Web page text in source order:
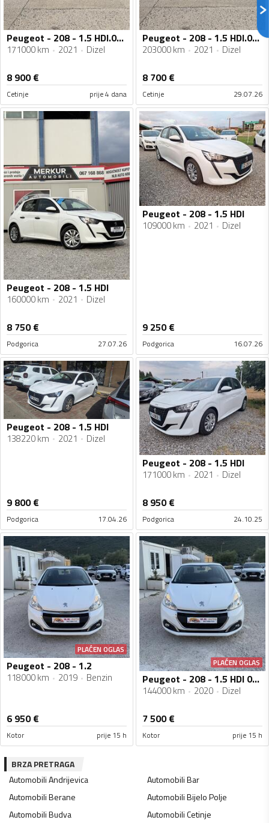
Peugeot - 208 - 1.5 HDI.04.2021
171000 km 2021 Dizel
8 900€
Cetinje prije 4 dana
Peugeot - 208 - 1.5 HDI.04.2021
203000 km 2021 Dizel
8 700€
Cetinje 29.07.26
Peugeot - 208 - 1.5 HDI
160000 km 2021 Dizel
8 750€
Podgorica 27.07.26
Peugeot - 208 - 1.5 HDI
109000 km 2021 Dizel
9 250€
Podgorica 16.07.26
Peugeot - 208 - 1.5 HDI
138220 km 2021 Dizel
9 800€
Podgorica 17.04.26
Peugeot - 208 - 1.5 HDI
171000 km 2021 Dizel
8 950€
Podgorica 24.10.25
PLAĆEN OGLAS
Peugeot - 208 - 1.2
118000 km 2019 Benzin
6 950€
Kotor prije 15 h
PLAĆEN OGLAS
Peugeot - 208 - 1.5 HDI 07/2020g
144000 km 2020 Dizel
7 500€
Kotor prije 15 h
BRZA PRETRAGA
AutomobiliAndrijevica AutomobiliBar
AutomobiliBerane AutomobiliBijelo Polje
AutomobiliBudva AutomobiliCetinje